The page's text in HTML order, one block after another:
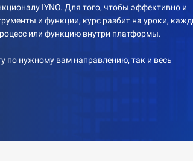
IYNO. Для того, чтобы эффективно и
и функции, курс разбит на уроки,
или функцию внутри платформы.
по нужному вам направлению, так и весь